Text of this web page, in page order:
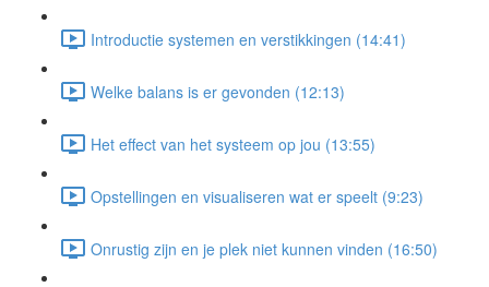
Introductie systemen en verstikkingen (14:41)
Welke balans is er gevonden (12:13)
Het effect van het systeem op jou (13:55)
Opstellingen en visualiseren wat er speelt (9:23)
Onrustig zijn en je plek niet kunnen vinden (16:50)